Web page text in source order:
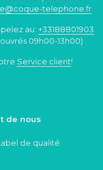
-telephone.fr
au: +33188801903
09h00-13h00)
Service client!
de nous
de qualité